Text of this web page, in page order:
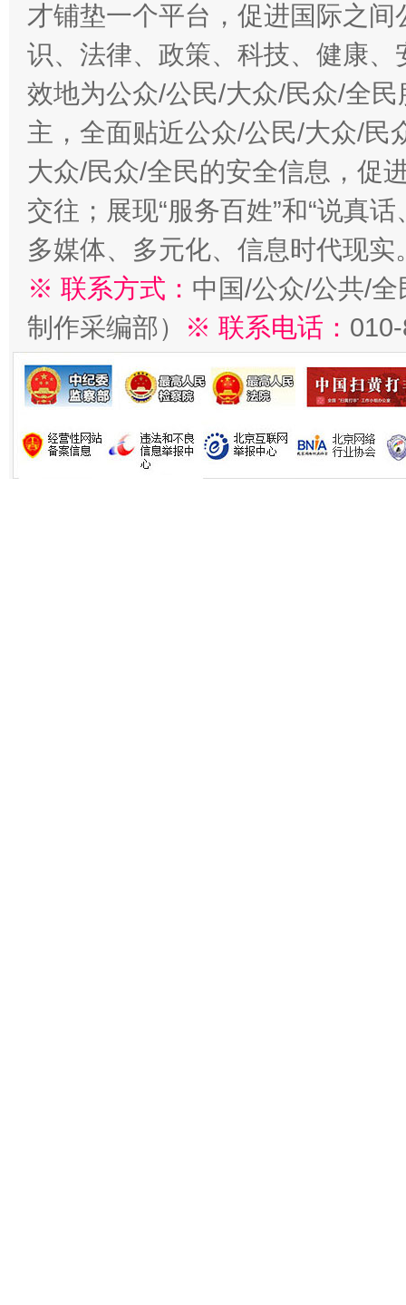
才铺垫一个平台，促进国际之
识、法律、政策、科技、健康
效地为公众/公民/大众/民众/全
主，全面贴近公众/公民/大众/民
大众/民众/全民的安全信息，促
交往；展现“服务百姓”和“说真
多媒体、多元化、信息时代现实
※ 联系方式： 中国/公众/公共/
制作采编部）
※ 联系电话：